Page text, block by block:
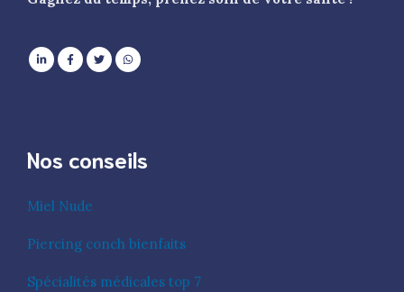
Nos conseils
Miel Nude
Piercing conch bienfaits
Spécialités médicales top 7